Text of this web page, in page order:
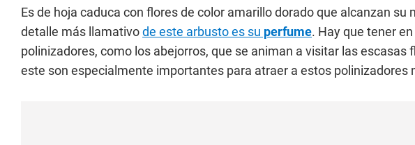
Es de hoja caduca con flores de color amarillo dorado que alcanzan su
detalle más llamativode este arbusto es su perfume. Hay que tener
polinizadores, como los abejorros, que se animan a visitar las
este son especialmente importantes para atraer a estos polinizadores